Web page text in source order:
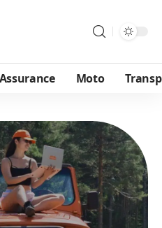
Assurance Moto